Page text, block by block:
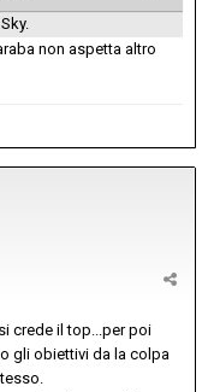
non aspetta altro
crede il top...per poi
gli obiettivi da la colpa